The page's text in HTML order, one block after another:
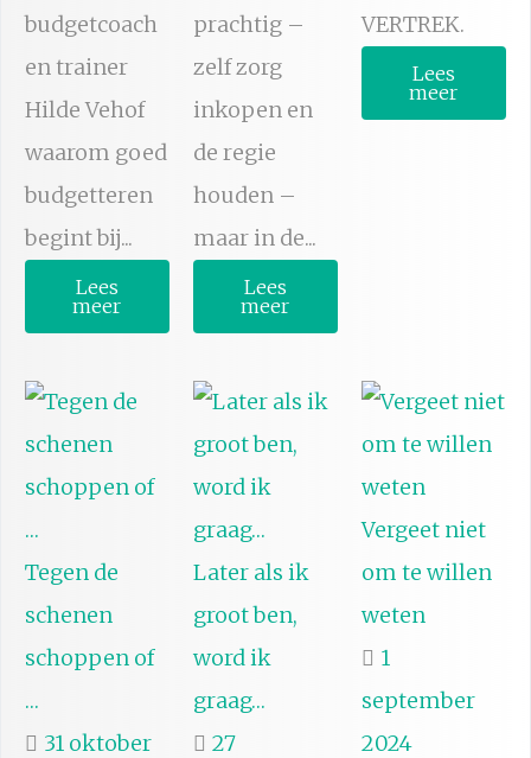
budgetcoach
en trainer
Hilde Vehof
waarom goed
budgetteren
begint bij...
Lees
meer
prachtig –
zelf zorg
inkopen en
de regie
houden –
maar in de...
Lees
meer
VERTREK.
Lees
meer
Tegen de
schenen
schoppen of
…
31 oktober
Later als ik
groot ben,
word ik
graag…
27
Vergeet niet
om te willen
weten
1
september
2024